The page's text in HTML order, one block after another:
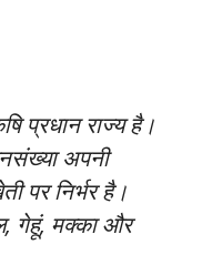
प्रधान राज्य है।
अपनी
पर निर्भर है।
गेहूं, मक्का और